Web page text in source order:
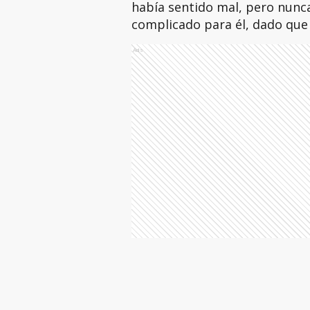
había sentido mal, pero
complicado para él, dado
Ads